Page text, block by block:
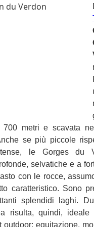
700 metri e scavata
se più piccole
le Gorges du
selvatiche e a
con le rocce,
caratteristico. Sono
splendidi laghi.
risulta, quindi, ideale
outdoor: equitazione,